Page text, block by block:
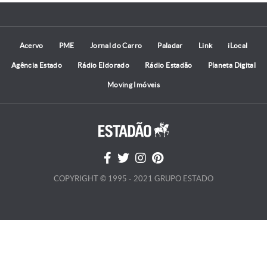
Acervo PME Jornal do Carro Paladar Link iLocal
Agência Estado Rádio Eldorado Rádio Estadão Planeta Digital
Moving Imóveis
COPYRIGHT © 1995 - 2021 GRUPO ESTADO